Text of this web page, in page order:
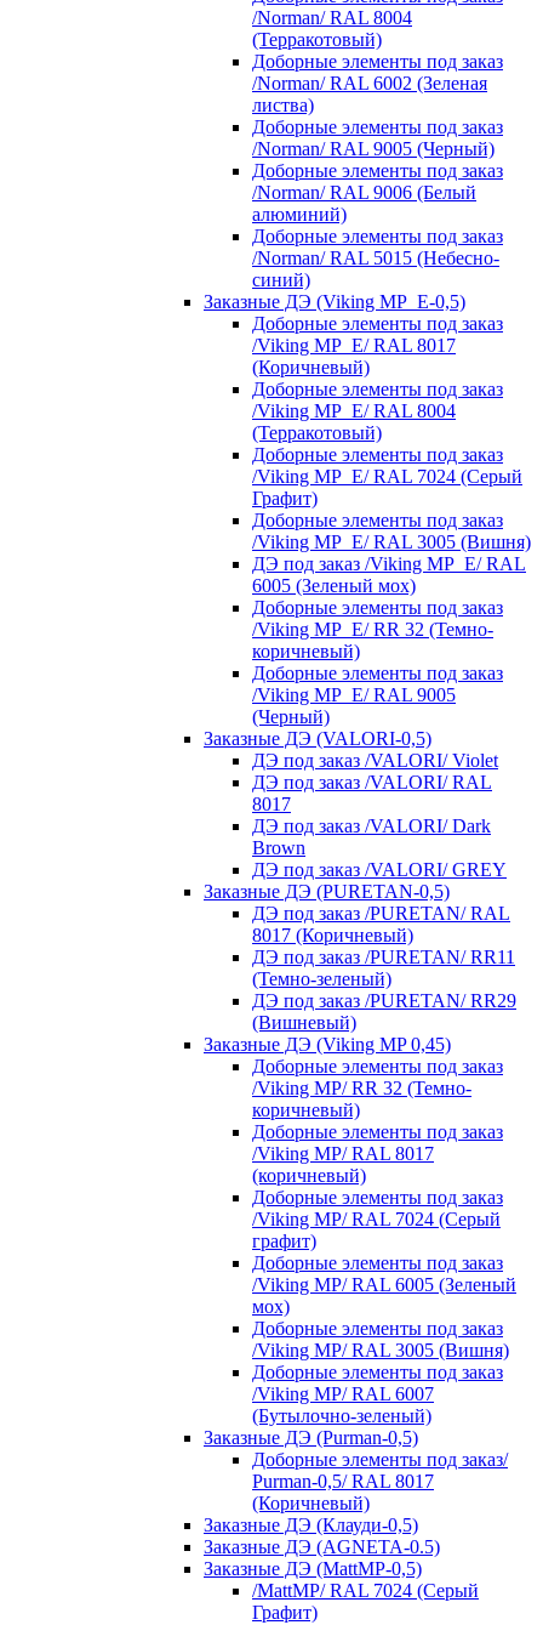
/Norman/ RAL 8004
(Терракотовый)
Доборные элементы под заказ
/Norman/ RAL 6002 (Зеленая
листва)
Доборные элементы под заказ
/Norman/ RAL 9005 (Черный)
Доборные элементы под заказ
/Norman/ RAL 9006 (Белый
алюминий)
Доборные элементы под заказ
/Norman/ RAL 5015 (Небесно-
синий)
Заказные ДЭ (Viking MP_E-0,5)
Доборные элементы под заказ
/Viking MP_E/ RAL 8017
(Коричневый)
Доборные элементы под заказ
/Viking MP_E/ RAL 8004
(Терракотовый)
Доборные элементы под заказ
/Viking MP_E/ RAL 7024 (Серый
Графит)
Доборные элементы под заказ
/Viking MP_E/ RAL 3005 (Вишня)
ДЭ под заказ /Viking MP_E/ RAL
6005 (Зеленый мох)
Доборные элементы под заказ
/Viking MP_E/ RR 32 (Темно-
коричневый)
Доборные элементы под заказ
/Viking MP_E/ RAL 9005
(Черный)
Заказные ДЭ (VALORI-0,5)
ДЭ под заказ /VALORI/ Violet
ДЭ под заказ /VALORI/ RAL
8017
ДЭ под заказ /VALORI/ Dark
Brown
ДЭ под заказ /VALORI/ GREY
Заказные ДЭ (PURETAN-0,5)
ДЭ под заказ /PURETAN/ RAL
8017 (Коричневый)
ДЭ под заказ /PURETAN/ RR11
(Темно-зеленый)
ДЭ под заказ /PURETAN/ RR29
(Вишневый)
Заказные ДЭ (Viking MP 0,45)
Доборные элементы под заказ
/Viking MP/ RR 32 (Темно-
коричневый)
Доборные элементы под заказ
/Viking MP/ RAL 8017
(коричневый)
Доборные элементы под заказ
/Viking MP/ RAL 7024 (Серый
графит)
Доборные элементы под заказ
/Viking MP/ RAL 6005 (Зеленый
мох)
Доборные элементы под заказ
/Viking MP/ RAL 3005 (Вишня)
Доборные элементы под заказ
/Viking MP/ RAL 6007
(Бутылочно-зеленый)
Заказные ДЭ (Purman-0,5)
Доборные элементы под заказ/
Purman-0,5/ RAL 8017
(Коричневый)
Заказные ДЭ (Клауди-0,5)
Заказные ДЭ (AGNETA-0.5)
Заказные ДЭ (MattMP-0,5)
/MattMP/ RAL 7024 (Серый
Графит)